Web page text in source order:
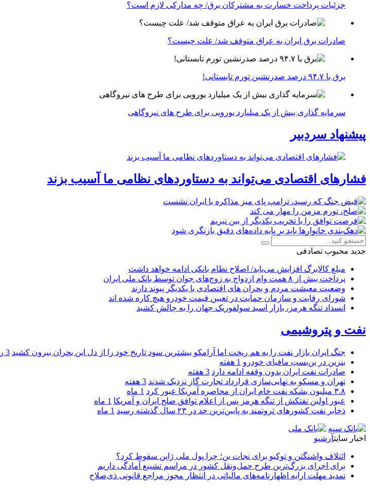
جزئیات پرداخت خسارت به مشترکان برق/ چه مدارکی لازم است؟
صادرات برق ایران به عراق متوقف شد/ علت چیست؟
برق با ۹۴.۷ درصد صدرنشین تورم تابستانی!
سرمایه گذاری بیش از یک میلیارد یورویی برای طرح های نیروگاهی
پیشنهاد سردبیر
فشارهای اقتصادی می‌تواند به دستاوردهای نظامی ما آسیب بزند
جدید محبوب تصادفی
مبلغ کالابرگ افزایش می‌یابد/ اصلاح نظام بانکی ادامه خواهد داشت
پرداخت بیش از ۸ همت وام ازدواج به زوج‌های جوان توسط بانک ملی ایران
وضعیت معیشت مردم و بحران های اقتصادی با یکدیگر پیوند دارند
شورای رقابت و سازمان حمایت در تعیین قیمت خودرو هیچ کاره شده اند
انسداد تنگه هرمز، بازار اسید سولفوریک جهان را به چالش کشید
نفت و پتروشیمی
جنگ ایران بازار نفت را به هم ریخت اما آرامکو بیشترین سود تاریخ خود را از دل این بحران بیرون کشید 3 روز
بنزین در بن‌بستِ مافیای خودرو 1 هفته
صادرات نفت ایران بدون وقفه ادامه دارد 3 هفته
تهران و مسکو به نهایی‌سازی قرارداد تجارت گاز نزدیک شدند 3 هفته
۳.۸ میلیون بشکه نفت خام ایران از محاصره آمریکا عبور کرد
1 ماه
عبور اولین نفتکش از تنگه هرمز پس از اعلام توافق صلح ایران و آمریکا 1 ماه
ذخایر نفت کشورهای ثروتمند به پایین‌ترین حد در ۲۳ سال گذشته رسید
1 ماه
اخبار سایتآرشیو
ائتلاف واشنگتن و توکیو برای نجات ین؛ چرا پول ملی ژاپن سقوط کرد؟
برای اجرای بزرگ‌ترین طرح حمل‌ونقل کشور در مراسم تشییع آمادگی داریم
تمدید مهلت ارایه اظهارنامه‌های مالیاتی در انتظار مجوز مراجع قانونی ذی‌‏صلاح